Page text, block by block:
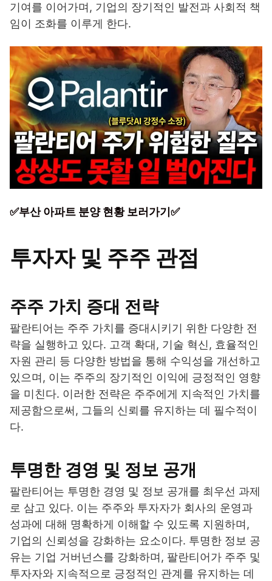
기여를 이어가며, 기업의 장기적인 발전과 사회적 책
임이 조화를 이루게 한다.
✅부산 아파트 분양 현황 보러가기✅
투자자 및 주주 관점
주주 가치 증대 전략
팔란티어는 주주 가치를 증대시키기 위한 다양한 전
략을 실행하고 있다. 고객 확대, 기술 혁신, 효율적인
자원 관리 등 다양한 방법을 통해 수익성을 개선하고
있으며, 이는 주주의 장기적인 이익에 긍정적인 영향
을 미친다. 이러한 전략은 주주에게 지속적인 가치를
제공함으로써, 그들의 신뢰를 유지하는 데 필수적이
다.
투명한 경영 및 정보 공개
팔란티어는 투명한 경영 및 정보 공개를 최우선 과제
로 삼고 있다. 이는 주주와 투자자가 회사의 운영과
성과에 대해 명확하게 이해할 수 있도록 지원하며,
기업의 신뢰성을 강화하는 요소이다. 투명한 정보 공
유는 기업 거버넌스를 강화하며, 팔란티어가 주주 및
투자자와 지속적으로 긍정적인 관계를 유지하는 데